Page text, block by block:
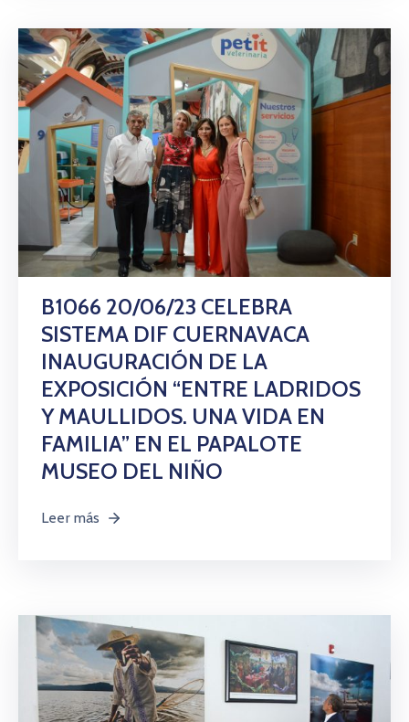
B1066 20/06/23 CELEBRA
SISTEMA DIF CUERNAVACA
INAUGURACIÓN DE LA
EXPOSICIÓN “ENTRE LADRIDOS
Y MAULLIDOS. UNA VIDA EN
FAMILIA” EN EL PAPALOTE
MUSEO DEL NIÑO
Leer más